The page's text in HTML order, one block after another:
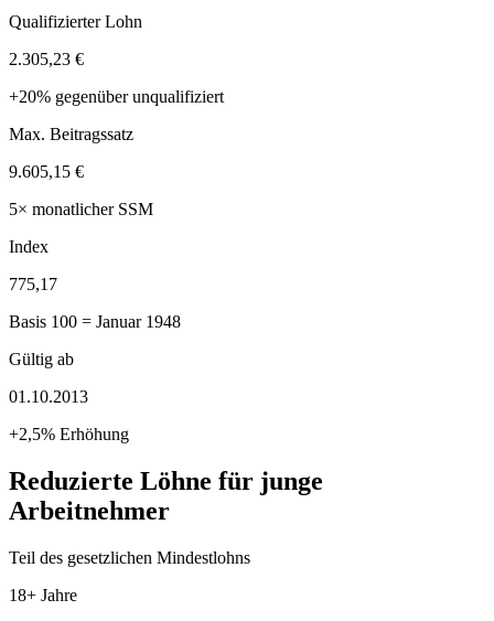
Qualifizierter Lohn
2.305,23 €
+20% gegenüber unqualifiziert
Max. Beitragssatz
9.605,15 €
5× monatlicher SSM
Index
775,17
Basis 100 = Januar 1948
Gültig ab
01.10.2013
+2,5% Erhöhung
Reduzierte Löhne für junge
Arbeitnehmer
Teil des gesetzlichen Mindestlohns
18+ Jahre